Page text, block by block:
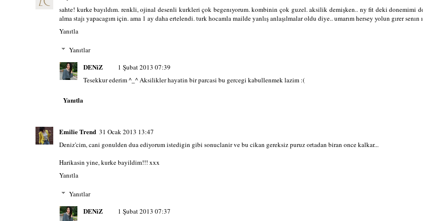
sahte! kurke bayıldım. renkli, ojinal desenli kurkleri çok begenıyorum. kombinin çok guzel. aksilik demişken.. ny fit deki donemimi
alma stajı yapacagım için. ama 1 ay daha ertelendi. turk hocamla mailde yanlış anlaşılmalar oldu diye.. umarım hersey yolun gırer senın
Yanıtla
Yanıtlar
DENiZ
1 Şubat 2013 07:39
Tesekkur ederim ^_^ Aksilikler hayatin bir parcasi bu gercegi kabullenmek lazim :(
Yanıtla
Emilie Trend 31 Ocak 2013 13:47
Deniz'cim, cani gonulden dua ediyorum istedigin gibi sonuclanir ve bu cikan gereksiz puruz ortadan biran once kalkar...
Harikasin yine, kurke bayildim!!! xxx
Yanıtla
Yanıtlar
DENiZ
1 Şubat 2013 07:37